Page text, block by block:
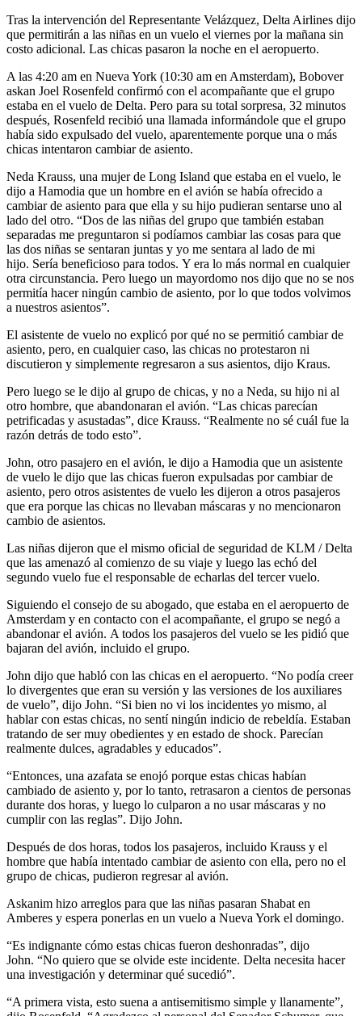
Tras la intervención del Representante Velázquez, Delta Airlines dijo
que permitirán a las niñas en un vuelo el viernes por la mañana sin
costo adicional. Las chicas pasaron la noche en el aeropuerto.
A las 4:20 am en Nueva York (10:30 am en Amsterdam), Bobover
askan Joel Rosenfeld confirmó con el acompañante que el grupo
estaba en el vuelo de Delta. Pero para su total sorpresa, 32 minutos
después, Rosenfeld recibió una llamada informándole que el grupo
había sido expulsado del vuelo, aparentemente porque una o más
chicas intentaron cambiar de asiento.
Neda Krauss, una mujer de Long Island que estaba en el vuelo, le
dijo a Hamodia que un hombre en el avión se había ofrecido a
cambiar de asiento para que ella y su hijo pudieran sentarse uno al
lado del otro. “Dos de las niñas del grupo que también estaban
separadas me preguntaron si podíamos cambiar las cosas para que
las dos niñas se sentaran juntas y yo me sentara al lado de mi
hijo. Sería beneficioso para todos. Y era lo más normal en cualquier
otra circunstancia. Pero luego un mayordomo nos dijo que no se nos
permitía hacer ningún cambio de asiento, por lo que todos volvimos
a nuestros asientos”.
El asistente de vuelo no explicó por qué no se permitió cambiar de
asiento, pero, en cualquier caso, las chicas no protestaron ni
discutieron y simplemente regresaron a sus asientos, dijo Kraus.
Pero luego se le dijo al grupo de chicas, y no a Neda, su hijo ni al
otro hombre, que abandonaran el avión. “Las chicas parecían
petrificadas y asustadas”, dice Krauss. “Realmente no sé cuál fue la
razón detrás de todo esto”.
John, otro pasajero en el avión, le dijo a Hamodia que un asistente
de vuelo le dijo que las chicas fueron expulsadas por cambiar de
asiento, pero otros asistentes de vuelo les dijeron a otros pasajeros
que era porque las chicas no llevaban máscaras y no mencionaron
cambio de asientos.
Las niñas dijeron que el mismo oficial de seguridad de KLM / Delta
que las amenazó al comienzo de su viaje y luego las echó del
segundo vuelo fue el responsable de echarlas del tercer vuelo.
Siguiendo el consejo de su abogado, que estaba en el aeropuerto de
Amsterdam y en contacto con el acompañante, el grupo se negó a
abandonar el avión. A todos los pasajeros del vuelo se les pidió que
bajaran del avión, incluido el grupo.
John dijo que habló con las chicas en el aeropuerto. “No podía creer
lo divergentes que eran su versión y las versiones de los auxiliares
de vuelo”, dijo John. “Si bien no vi los incidentes yo mismo, al
hablar con estas chicas, no sentí ningún indicio de rebeldía. Estaban
tratando de ser muy obedientes y en estado de shock. Parecían
realmente dulces, agradables y educados”.
“Entonces, una azafata se enojó porque estas chicas habían
cambiado de asiento y, por lo tanto, retrasaron a cientos de personas
durante dos horas, y luego lo culparon a no usar máscaras y no
cumplir con las reglas”. Dijo John.
Después de dos horas, todos los pasajeros, incluido Krauss y el
hombre que había intentado cambiar de asiento con ella, pero no el
grupo de chicas, pudieron regresar al avión.
Askanim hizo arreglos para que las niñas pasaran Shabat en
Amberes y espera ponerlas en un vuelo a Nueva York el domingo.
“Es indignante cómo estas chicas fueron deshonradas”, dijo
John. “No quiero que se olvide este incidente. Delta necesita hacer
una investigación y determinar qué sucedió”.
“A primera vista, esto suena a antisemitismo simple y llanamente”,